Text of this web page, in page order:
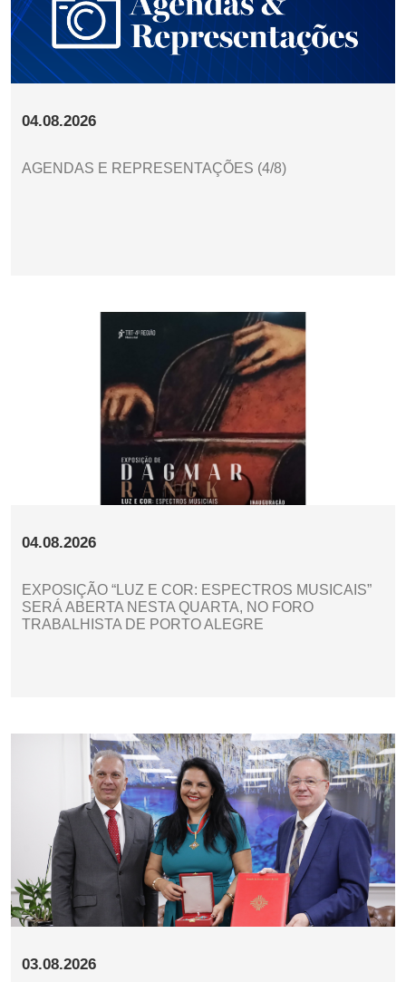
04.08.2026
AGENDAS E REPRESENTAÇÕES (4/8)
04.08.2026
EXPOSIÇÃO “LUZ E COR: ESPECTROS MUSICAIS”
SERÁ ABERTA NESTA QUARTA, NO FORO
TRABALHISTA DE PORTO ALEGRE
03.08.2026